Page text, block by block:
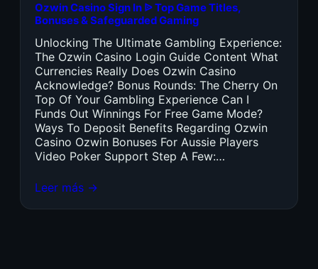
Ozwin Casino Sign In ᐉ Top Game Titles,
Bonuses & Safeguarded Gaming
Unlocking The Ultimate Gambling Experience:
The Ozwin Casino Login Guide Content What
Currencies Really Does Ozwin Casino
Acknowledge? Bonus Rounds: The Cherry On
Top Of Your Gambling Experience Can I
Funds Out Winnings For Free Game Mode?
Ways To Deposit Benefits Regarding Ozwin
Casino Ozwin Bonuses For Aussie Players
Video Poker Support Step A Few:…
Leer más →